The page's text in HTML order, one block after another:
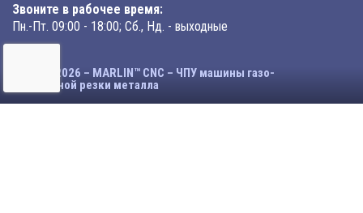
Звоните в рабочее время:
Пн.-Пт. 09:00 - 18:00; Сб., Нд. - выходные
© 2003-2026 – MARLIN™ CNC – ЧПУ машины газо-
плазменной резки металла